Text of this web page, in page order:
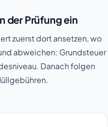
der Prüfung ein
zuerst dort ansetzen, wo
abweichen: Grundsteuer
Danach folgen